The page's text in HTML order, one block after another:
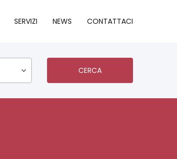
SERVIZI NEWS CONTATTACI
CERCA